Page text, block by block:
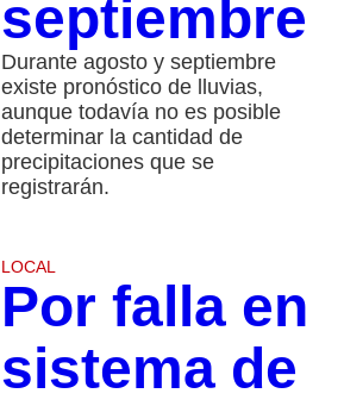
septiembre
Durante agosto y septiembre
existe pronóstico de lluvias,
aunque todavía no es posible
determinar la cantidad de
precipitaciones que se
registrarán.
LOCAL
Por falla en
sistema de